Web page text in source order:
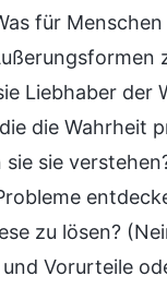
für
Liebhaber der
die Wahrheit
sie
zu lösen?
Vorurteile